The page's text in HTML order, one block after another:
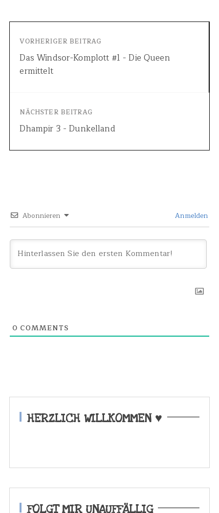
VORHERIGER BEITRAG
Das Windsor-Komplott #1 - Die Queen
ermittelt
NÄCHSTER BEITRAG
Dhampir 3 - Dunkelland
Abonnieren Anmelden
0 COMMENTS
HERZLICH WILLKOMMEN ♥
FOLGT MIR UNAUFFÄLLIG